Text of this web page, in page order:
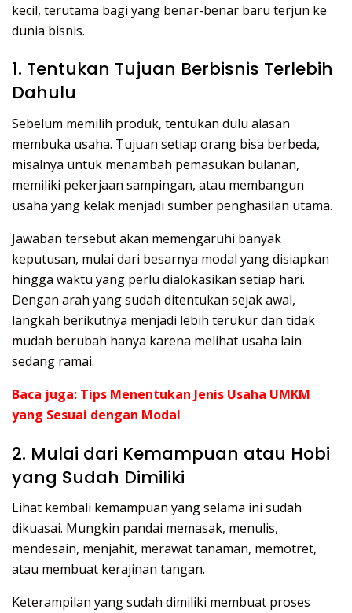
kecil, terutama bagi yang benar-benar baru terjun ke
dunia bisnis.
1. Tentukan Tujuan Berbisnis Terlebih
Dahulu
Sebelum memilih produk, tentukan dulu alasan
membuka usaha. Tujuan setiap orang bisa berbeda,
misalnya untuk menambah pemasukan bulanan,
memiliki pekerjaan sampingan, atau membangun
usaha yang kelak menjadi sumber penghasilan utama.
Jawaban tersebut akan memengaruhi banyak
keputusan, mulai dari besarnya modal yang disiapkan
hingga waktu yang perlu dialokasikan setiap hari.
Dengan arah yang sudah ditentukan sejak awal,
langkah berikutnya menjadi lebih terukur dan tidak
mudah berubah hanya karena melihat usaha lain
sedang ramai.
Baca juga: Tips Menentukan Jenis Usaha UMKM
yang Sesuai dengan Modal
2. Mulai dari Kemampuan atau Hobi
yang Sudah Dimiliki
Lihat kembali kemampuan yang selama ini sudah
dikuasai. Mungkin pandai memasak, menulis,
mendesain, menjahit, merawat tanaman, memotret,
atau membuat kerajinan tangan.
Keterampilan yang sudah dimiliki membuat proses